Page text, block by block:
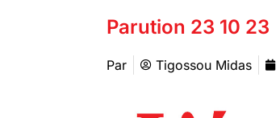
Parution 23 10 23
Par Tigossou Midas